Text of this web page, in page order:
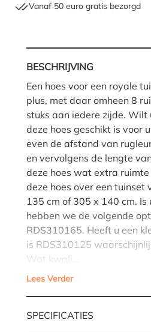
Vanaf 50 euro gratis bezorgd
BESCHRIJVING
Een hoes voor een royale
plus, met daar omheen 8
stuks aan iedere zijde. Wilt
deze hoes geschikt is voor
even de afstand van
en vervolgens de lengte
deze hoes wat extra
deze hoes over een
135 cm of 305 x 140 cm.
hebben we de volgende
RDS310165. Heeft u een
is RDS310125
Wat kwali…
Lees Verder
SPECIFICATIES